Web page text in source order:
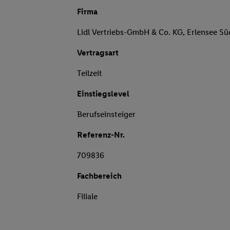
Firma
Lidl Vertriebs-GmbH & Co. KG, Erlensee
Vertragsart
Teilzeit
Einstiegslevel
Berufseinsteiger
Referenz-Nr.
709836
Fachbereich
Filiale